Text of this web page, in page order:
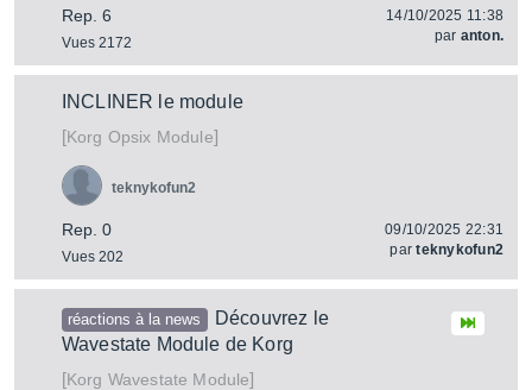
Rep. 6
Vues 2172
14/10/2025 11:38
par anton.
INCLINER le module
[Korg Opsix Module]
Rep. 0
Vues 202
teknykofun2
09/10/2025 22:31
parteknykofun2
réactions à la news
Découvrez le
Wavestate Module de Korg
[Korg Wavestate Module]